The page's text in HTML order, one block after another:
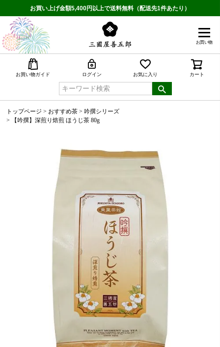
お買い上げ金額5,400円以上で送料無料（配送先1件あたり）
お買い物
お買い物ガイド ログイン お気に入り カート
トップページ おすすめ茶
吟撰シリーズ
【吟撰】深煎り焙煎 ほうじ茶 80g